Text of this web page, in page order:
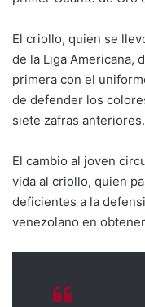
El criollo, quien se
de la Liga Americana,
primera con el
de defender los
siete zafras anteriores.
El cambio al joven
vida al criollo, quien
deficientes a la
venezolano en